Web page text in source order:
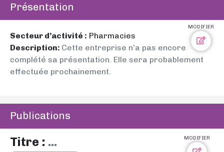
Présentation
MODIFIER
Secteur d’activité : Pharmacies
Description: Cette entreprise n’a pas encore
complété sa présentation. Elle sera probablement
effectuée prochainement.
Publications
MODIFIER
Titre : ...